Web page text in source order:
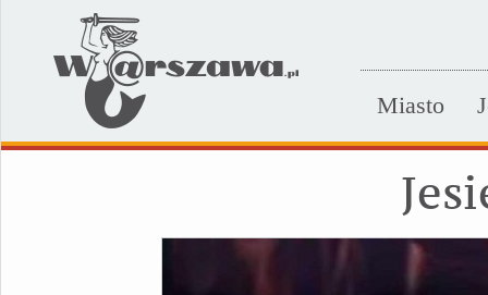
Miasto